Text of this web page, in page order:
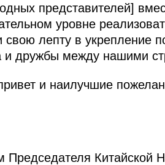
представителей]
уровне
лепту в укрепление
и дружбы между нашими
и наилучшие
Китайской